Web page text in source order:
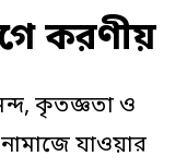
করণীয়
কৃতজ্ঞতা ও
যাওয়ার